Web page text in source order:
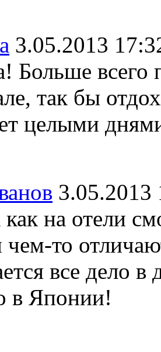
3.05.2013
Больше всего
так бы
целыми
как на отели
чем-то
все дело
в Японии!